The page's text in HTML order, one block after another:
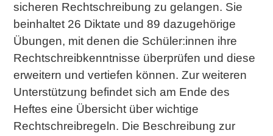
sicheren Rechtschreibung zu gelangen. Sie
beinhaltet 26 Diktate und 89 dazugehörige
Übungen, mit denen die Schüler:innen ihre
Rechtschreibkenntnisse überprüfen und diese
erweitern und vertiefen können. Zur weiteren
Unterstützung befindet sich am Ende des
Heftes eine Übersicht über wichtige
Rechtschreibregeln. Die Beschreibung zur